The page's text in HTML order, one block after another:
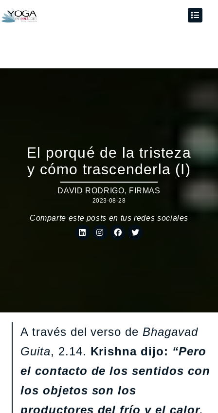
El porqué de la tristeza
y cómo trascenderla (I)
DAVID RODRIGO, FIRMAS
2023-08-28
Comparte este posts en tus redes sociales
A través del verso de Bhagavad
Guita, 2.14. Krishna dijo: “Pero
el contacto de los sentidos con
los objetos son los
productores del frío y el calor,